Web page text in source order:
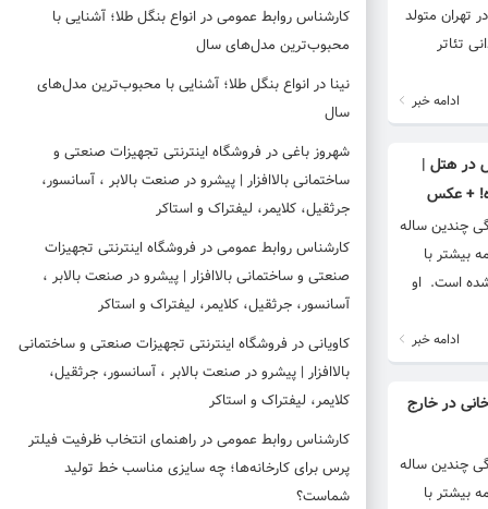
داشته است. در ادامه بیشتر با زندگینامه شبنم قلی خانی آشنا می شوید. منبع: شمانیوز بیوگرافی شبنم قلی خانی شبنم قلی خانی در 19 آبان 1356 در تهران متولد
تئاتر
ادامه خبر
در هتل |
+ عکس
چندین ساله
ادامه بیشتر با
قلی خانی شبنم قلی خانی در 19 آبان 1356 در تهران متولد شده است. او
ادامه خبر
در خارج
چندین ساله
ادامه بیشتر با
کارشناس روابط عمومیدر انواع بنگل طلا؛ آشنایی با
محبوب‌ترین مدل‌های سال
نینا در انواع بنگل طلا؛ آشنایی با محبوب‌ترین مدل‌های
سال
شهروز باغیدر فروشگاه اینترنتی تجهیزات صنعتی و
ساختمانی بالاافزار | پیشرو در صنعت بالابر ، آسانسور،
جرثقیل، کلایمر، لیفتراک و استاکر
کارشناس روابط عمومیدر فروشگاه اینترنتی تجهیزات
صنعتی و ساختمانی بالاافزار | پیشرو در صنعت بالابر ،
آسانسور، جرثقیل، کلایمر، لیفتراک و استاکر
کاویانیدر فروشگاه اینترنتی تجهیزات صنعتی و ساختمانی
بالاافزار | پیشرو در صنعت بالابر ، آسانسور، جرثقیل،
کلایمر، لیفتراک و استاکر
کارشناس روابط عمومیدر راهنمای انتخاب ظرفیت فیلتر
پرس برای کارخانه‌ها؛ چه سایزی مناسب خط تولید
شماست؟